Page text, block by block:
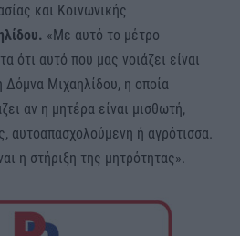
και Κοινωνικής
«Με αυτό το μέτρο
ότι αυτό που μας νοιάζει είναι
Μιχαηλίδου, η οποία
αν η μητέρα είναι μισθωτή,
αυτοαπασχολούμενη ή αγρότισσα.
η στήριξη της μητρότητας».